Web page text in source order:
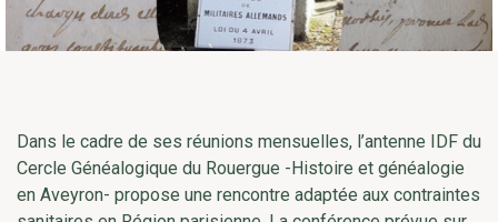
Dans le cadre de ses réunions mensuelles, l’antenne IDF du
Cercle Généalogique du Rouergue -Histoire et généalogie
en Aveyron- propose une rencontre adaptée aux contraintes